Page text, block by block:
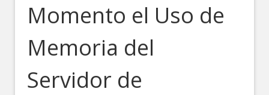
Momento el Uso de
Memoria del
Servidor de